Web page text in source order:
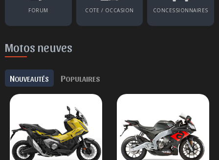
FORUM COTE / OCCASION CONCESSIONNAIRES
Motos neuves
NOUVEAUTÉS POPULAIRES